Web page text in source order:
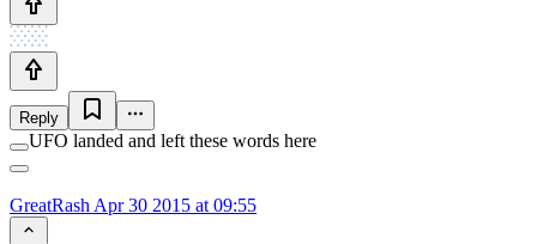
Reply
UFO landed and left these words here
GreatRash Apr 30 2015 at 09:55